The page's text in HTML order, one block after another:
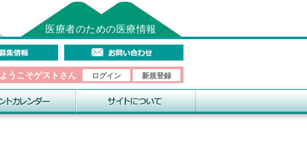
医療者のための医療情報
ようこそゲストさん ログイン 新規登録